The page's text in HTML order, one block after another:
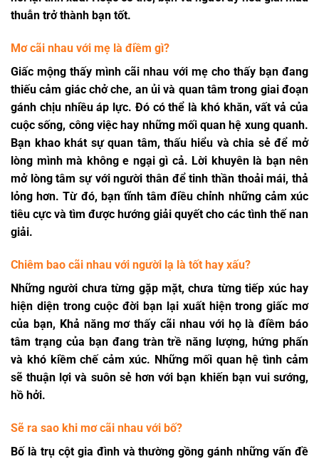
thuẫn trở thành bạn tốt.
Mơ cãi nhau với mẹ là điềm gì?
Giấc mộng thấy mình cãi nhau với mẹ cho thấy bạn đang
thiếu cảm giác chở che, an ủi và quan tâm trong giai đoạn
gánh chịu nhiều áp lực. Đó có thể là khó khăn, vất vả của
cuộc sống, công việc hay những mối quan hệ xung quanh.
Bạn khao khát sự quan tâm, thấu hiểu và chia sẻ để mở
lòng mình mà không e ngại gì cả. Lời khuyên là bạn nên
mở lòng tâm sự với người thân để tinh thần thoải mái, thả
lỏng hơn. Từ đó, bạn tĩnh tâm điều chỉnh những cảm xúc
tiêu cực và tìm được hướng giải quyết cho các tình thế nan
giải.
Chiêm bao cãi nhau với người lạ là tốt hay xấu?
Những người chưa từng gặp mặt, chưa từng tiếp xúc hay
hiện diện trong cuộc đời bạn lại xuất hiện trong giấc mơ
của bạn, Khả năng mơ thấy cãi nhau với họ là điềm báo
tâm trạng của bạn đang tràn trề năng lượng, hứng phấn
và khó kiềm chế cảm xúc. Những mối quan hệ tình cảm
sẽ thuận lợi và suôn sẻ hơn với bạn khiến bạn vui sướng,
hồ hởi.
Sẽ ra sao khi mơ cãi nhau với bố?
Bố là trụ cột gia đình và thường gồng gánh những vấn đề